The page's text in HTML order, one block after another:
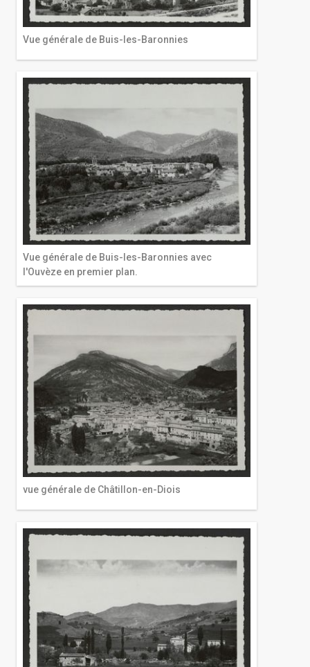
Vue générale de Buis-les-Baronnies
Vue générale de Buis-les-Baronnies avec
l'Ouvèze en premier plan.
vue générale de Châtillon-en-Diois